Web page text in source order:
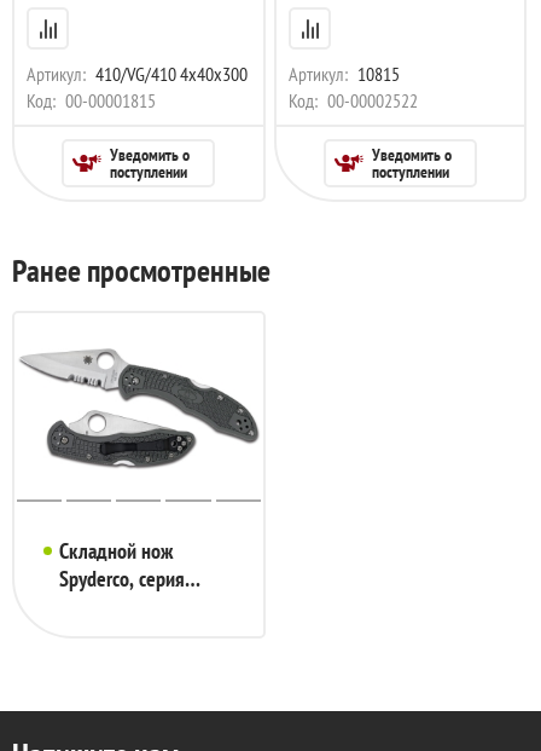
Артикул: 410/VG/410 4x40х300
Код: 00-00001815
Уведомить о
поступлении
Артикул: 10815
Код: 00-00002522
Уведомить о
поступлении
Ранее просмотренные
Складной нож
Spyderco, серия